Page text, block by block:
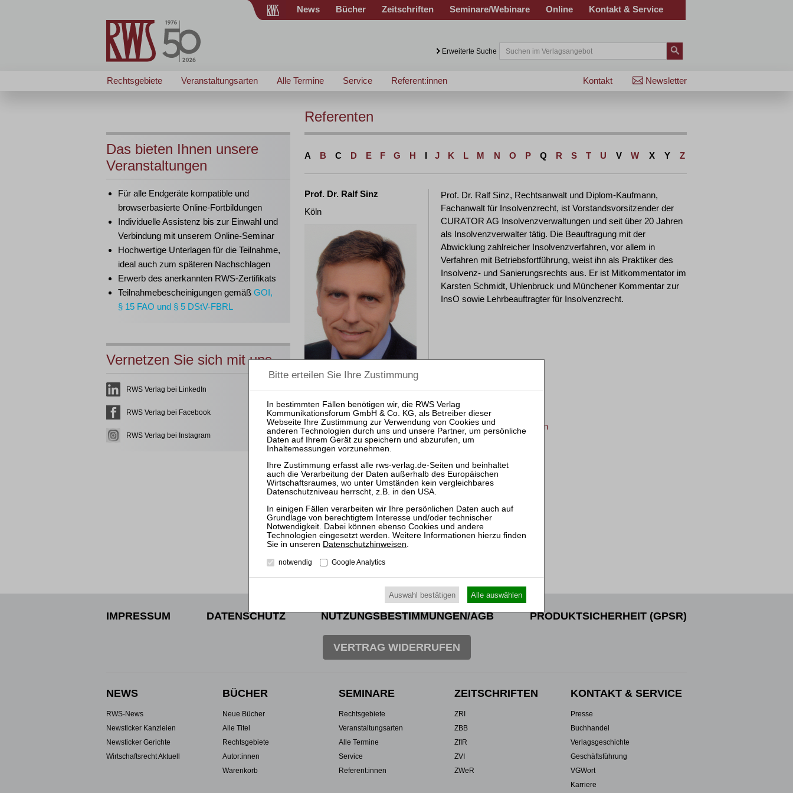
News Bücher Zeitschriften Seminare/Webinare Online Kontakt & Service
Erweiterte Suche
Rechtsgebiete Veranstaltungsarten Alle Termine Service Referent:innen Newsletter
Kontakt
Das bieten Ihnen unsere
Veranstaltungen
Für alle Endgeräte kompatible und
browserbasierte Online-Fortbildungen
Individuelle Assistenz bis zur Einwahl und
Verbindung mit unserem Online-Seminar
Hochwertige Unterlagen für die Teilnahme,
ideal auch zum späteren Nachschlagen
Erwerb des anerkannten RWS-Zertifikats
Teilnahmebescheinigungen gemäß GOI,
§ 15 FAO und § 5 DStV-FBRL
Vernetzen Sie sich mit uns
RWS Verlag bei LinkedIn
RWS Verlag bei Facebook
RWS Verlag bei Instagram
Referenten
A B C D E F G H I J K L M N O P Q R S T U V W X Y Z
Prof. Dr. Ralf Sinz
Köln
Prof. Dr. Ralf Sinz, Rechtsanwalt und Diplom-Kaufmann,
Fachanwalt für Insolvenzrecht, ist Vorstandsvorsitzender der
CURATOR AG Insolvenzverwaltungen und seit über 20 Jahren
als Insolvenzverwalter tätig. Die Beauftragung mit der
Abwicklung zahlreicher Insolvenzverfahren, vor allem in
Verfahren mit Betriebsfortführung, weist ihn als Praktiker des
Insolvenz- und Sanierungsrechts aus. Er ist Mitkommentator im
Karsten Schmidt, Uhlenbruck und Münchener Kommentar zur
InsO sowie Lehrbeauftragter für Insolvenzrecht.
Veranstaltungen bei RWS
19.11.2026: Mitarbeiter-Webinar Insolvenz natürlicher Personen
Publikationen bei RWS
Unternehmensinsolvenz
Verbraucherinsolvenz
Unternehmensinsolvenz
zurück
IMPRESSUM DATENSCHUTZ NUTZUNGSBESTIMMUNGEN/AGB PRODUKTSICHERHEIT (GPSR)
VERTRAG WIDERRUFEN
NEWS
RWS-News
Newsticker Kanzleien
Newsticker Gerichte
Wirtschaftsrecht Aktuell
BÜCHER
Neue Bücher
Alle Titel
Rechtsgebiete
Autor:innen
Warenkorb
SEMINARE
Rechtsgebiete
Veranstaltungsarten
Alle Termine
Service
Referent:innen
ZEITSCHRIFTEN
ZRI
ZBB
ZfIR
ZVI
ZWeR
KONTAKT & SERVICE
Presse
Buchhandel
Verlagsgeschichte
Geschäftsführung
VGWort
Karriere
Datenschutzhinweisen
notwendig Google Analytics
Auswahl bestätigen Alle auswählen